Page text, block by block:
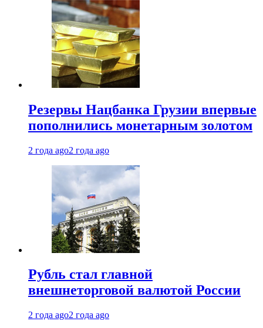
Резервы Нацбанка Грузии впервые
пополнились монетарным золотом
2 года ago2 года ago
Рубль стал главной
внешнеторговой валютой России
2 года ago2 года ago